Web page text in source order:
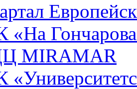
MIRAMAR